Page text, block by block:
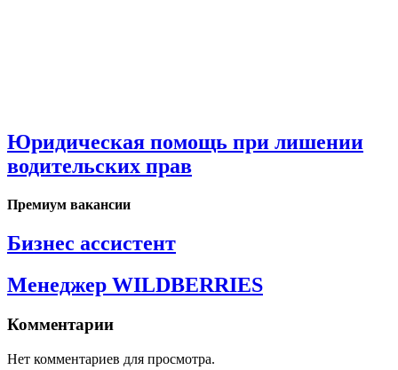
Юридическая помощь при лишении
водительских прав
Премиум вакансии
Бизнес ассистент
Менеджер WILDBERRIES
Комментарии
Нет комментариев для просмотра.